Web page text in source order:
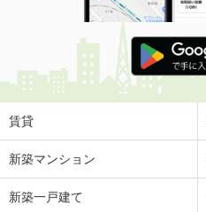
賃貸
新築マンション
新築一戸建て